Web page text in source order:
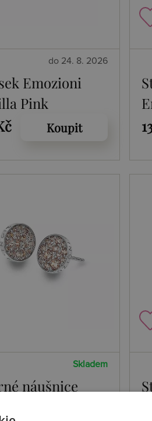
do 24. 8. 2026
Emozioni
Pink
Coin
Koupit
Skladem
náušnice